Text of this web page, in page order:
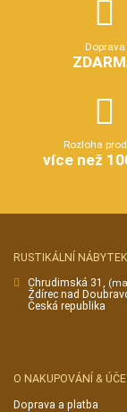
Doprava
Rozloha
více než
RUSTIKÁLNÍ NÁBYTEK
Chrudimská 31,
Ždírec nad
Česká republika
O NAKUPOVÁNÍ &
Doprava a platba